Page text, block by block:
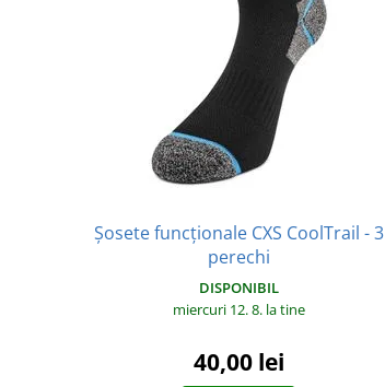
Șosete funcționale CXS CoolTrail - 3
perechi
DISPONIBIL
miercuri 12. 8. la tine
40,00 lei